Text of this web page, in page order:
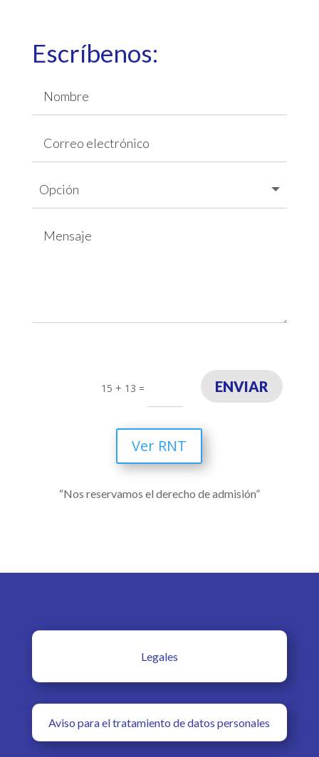
Escríbenos:
15 + 13 = ENVIAR
Ver RNT
“Nos reservamos el derecho de admisión”
Legales
Aviso para el tratamiento de datos personales